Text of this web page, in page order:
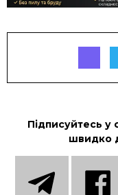
Підписуйтесь
швидко